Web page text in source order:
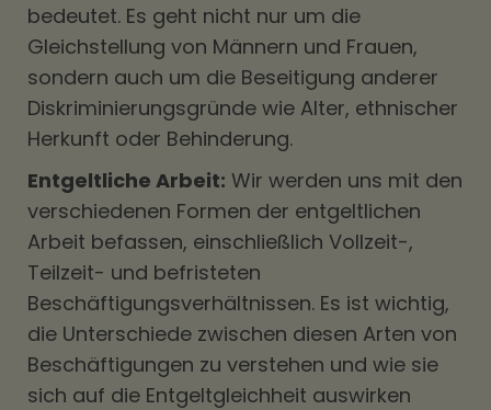
bedeutet. Es geht nicht nur um die
Gleichstellung von Männern und Frauen,
sondern auch um die Beseitigung anderer
Diskriminierungsgründe wie Alter, ethnischer
Herkunft oder Behinderung.
Entgeltliche Arbeit: Wir werden uns mit den
verschiedenen Formen der entgeltlichen
Arbeit befassen, einschließlich Vollzeit-,
Teilzeit- und befristeten
Beschäftigungsverhältnissen. Es ist wichtig,
die Unterschiede zwischen diesen Arten von
Beschäftigungen zu verstehen und wie sie
sich auf die Entgeltgleichheit auswirken